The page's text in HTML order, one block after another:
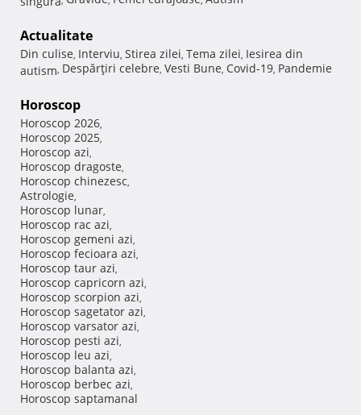
Actualitate
Din culise, Interviu, Stirea zilei, Tema zilei, Iesirea din
autism, Despărţiri celebre, Vesti Bune, Covid-19, Pandemie
Horoscop
Horoscop 2026,
Horoscop 2025,
Horoscop azi,
Horoscop dragoste,
Horoscop chinezesc,
Astrologie,
Horoscop lunar,
Horoscop rac azi,
Horoscop gemeni azi,
Horoscop fecioara azi,
Horoscop taur azi,
Horoscop capricorn azi,
Horoscop scorpion azi,
Horoscop sagetator azi,
Horoscop varsator azi,
Horoscop pesti azi,
Horoscop leu azi,
Horoscop balanta azi,
Horoscop berbec azi,
Horoscop saptamanal